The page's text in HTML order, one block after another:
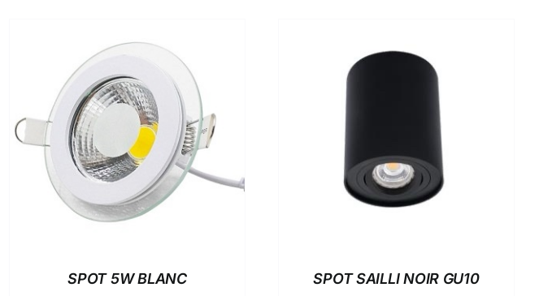
SPOT 5W BLANC
DETAILS
SPOT SAILLI NOIR GU10